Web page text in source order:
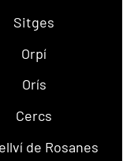
Sitges
Orpí
Orís
Cercs
de Rosanes